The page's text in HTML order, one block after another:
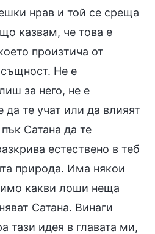
нрав и той се среща
казвам, че това е
произтича от
Не е
за него, не е
да те учат или да влияят
Сатана да те
естествено в теб
природа. Има някои
какви лоши неща
Сатана. Винаги
тази идея в главата ми,